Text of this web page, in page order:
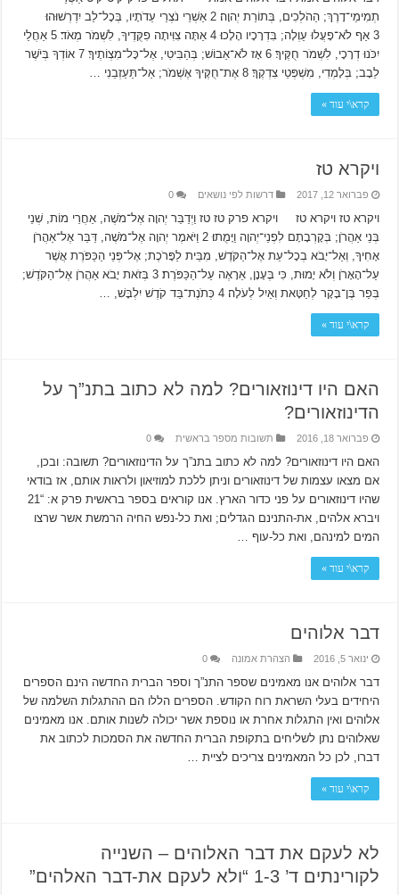
תְמִימֵי־דָרֶךְ; הַהֹלְכִים, בְּתוֹרַת יְהוָה׃ 2 אַשְׁרֵי נֹצְרֵי עֵדֹתָיו, בְּכָל־לֵב יִדְרְשׁוּהוּ׃
3 אַף לֹא־פָעֲלוּ עַוְלָה; בִּדְרָכָיו הָלָכוּ׃ 4 אַתָּה צִוִּיתָה פִקֻּדֶיךָ, לִשְׁמֹר מְאֹד׃ 5 אַחֲלַי
יִכֹּנוּ דְרָכָי, לִשְׁמֹר חֻקֶּיךָ׃ 6 אָז לֹא־אֵבוֹשׁ; בְּהַבִּיטִי, אֶל־כָּל־מִצְוֹתֶיךָ׃ 7 אוֹדְךָ בְּיֹשֶׁר
לֵבָב; בְּלָמְדִי, מִשְׁפְּטֵי צִדְקֶךָ׃ 8 אֶת־חֻקֶּיךָ אֶשְׁמֹר; אַל־תַּעַזְבֵנִי …
קרא\י עוד »
ויקרא טז
פברואר 12, 2017 דרשות לפי נושאים 0
ויקרא טז ויקרא טז ויקרא פרק טז טז וַיְדַבֵּר יְהוָה אֶל־מֹשֶׁה, אַחֲרֵי מוֹת, שְׁנֵי
בְּנֵי אַהֲרֹן; בְּקָרְבָתָם לִפְנֵי־יְהוָה וַיָּמֻתוּ׃ 2 וַיֹּאמֶר יְהוָה אֶל־מֹשֶׁה, דַּבֵּר אֶל־אַהֲרֹן
אָחִיךָ, וְאַל־יָבֹא בְכָל־עֵת אֶל־הַקֹּדֶשׁ, מִבֵּית לַפָּרֹכֶת; אֶל־פְּנֵי הַכַּפֹּרֶת אֲשֶׁר
עַל־הָאָרֹן וְלֹא יָמוּת, כִּי בֶּעָנָן, אֵרָאֶה עַל־הַכַּפֹּרֶת׃ 3 בְּזֹאת יָבֹא אַהֲרֹן אֶל־הַקֹּדֶשׁ;
בְּפַר בֶּן־בָּקָר לְחַטָּאת וְאַיִל לְעֹלָה׃ 4 כְּתֹנֶת־בַּד קֹדֶשׁ יִלְבָּשׁ, …
קרא\י עוד »
האם היו דינוזאורים? למה לא כתוב בתנ”ך על
הדינוזאורים?
פברואר 18, 2016 תשובות מספר בראשית 0
האם היו דינוזאורים? למה לא כתוב בתנ”ך על הדינוזאורים? תשובה: ובכן,
אם מצאו עצמות של דינוזאורים וניתן ללכת למוזיאון ולראות אותם, אז בודאי
שהיו דינוזאורים על פני כדור הארץ. אנו קוראים בספר בראשית פרק א: “21
ויברא אלהים, את-התנינם הגדלים; ואת כל-נפש החיה הרמשת אשר שרצו
המים למינהם, ואת כל-עוף …
קרא\י עוד »
דבר אלוהים
ינואר 5, 2016 הצהרת אמונה 0
דבר אלוהים אנו מאמינים שספר התנ”ך וספר הברית החדשה הינם הספרים
היחידים בעלי השראת רוח הקודש. הספרים הללו הם ההתגלות השלמה של
אלוהים ואין התגלות אחרת או נוספת אשר יכולה לשנות אותם. אנו מאמינים
שאלוהים נתן לשליחים בתקופת הברית החדשה את הסמכות לכתוב את
דברו, לכן כל המאמינים צריכים לציית …
קרא\י עוד »
לא לעקם את דבר האלוהים – השנייה
לקורינתים ד’ 1-3 “ולא לעקם את-דבר האלהים”